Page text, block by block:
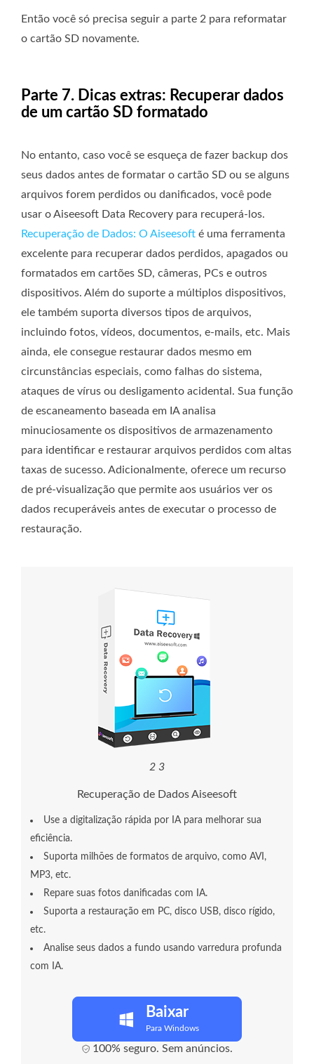
Então você só precisa seguir a parte 2 para reformatar
o cartão SD novamente.
Parte 7. Dicas extras: Recuperar dados
de um cartão SD formatado
No entanto, caso você se esqueça de fazer backup dos
seus dados antes de formatar o cartão SD ou se alguns
arquivos forem perdidos ou danificados, você pode
usar o Aiseesoft Data Recovery para recuperá-los.
Recuperação de Dados: O Aiseesoft é uma ferramenta
excelente para recuperar dados perdidos, apagados ou
formatados em cartões SD, câmeras, PCs e outros
dispositivos. Além do suporte a múltiplos dispositivos,
ele também suporta diversos tipos de arquivos,
incluindo fotos, vídeos, documentos, e-mails, etc. Mais
ainda, ele consegue restaurar dados mesmo em
circunstâncias especiais, como falhas do sistema,
ataques de vírus ou desligamento acidental. Sua função
de escaneamento baseada em IA analisa
minuciosamente os dispositivos de armazenamento
para identificar e restaurar arquivos perdidos com altas
taxas de sucesso. Adicionalmente, oferece um recurso
de pré-visualização que permite aos usuários ver os
dados recuperáveis ​​antes de executar o processo de
restauração.
2 3
Recuperação de Dados Aiseesoft
Use a digitalização rápida por IA para melhorar sua
eficiência.
Suporta milhões de formatos de arquivo, como AVI,
MP3, etc.
Repare suas fotos danificadas com IA.
Suporta a restauração em PC, disco USB, disco rígido,
etc.
Analise seus dados a fundo usando varredura profunda
com IA.
Baixar
Para Windows
100% seguro. Sem anúncios.